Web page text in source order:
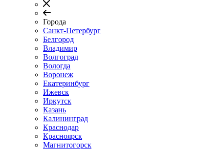
Города
Санкт-Петербург
Белгород
Владимир
Волгоград
Вологда
Воронеж
Екатеринбург
Ижевск
Иркутск
Казань
Калининград
Краснодар
Красноярск
Магнитогорск